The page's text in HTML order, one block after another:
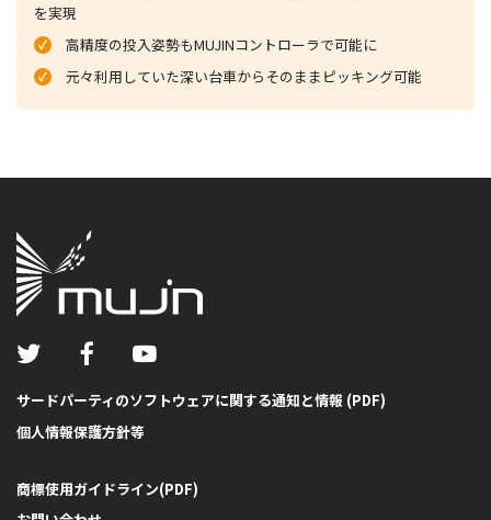
を実現
高精度の投入姿勢もMUJINコントローラで可能に
元々利用していた深い台車からそのままピッキング可能
サードパーティのソフトウェアに関する通知と情報 (PDF)
個人情報保護方針等
商標使用ガイドライン(PDF)